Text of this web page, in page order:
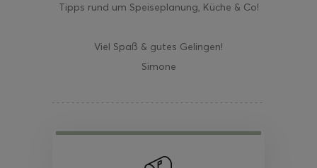
Tipps rund um Speiseplanung, Küche & Co!
Viel Spaß & gutes Gelingen!
Simone